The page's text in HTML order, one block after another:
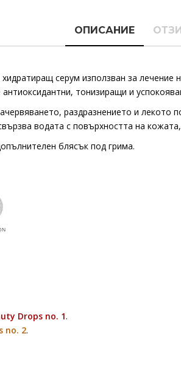
ОПИСАНИЕ
серум използван за лечение
тонизиращи и
раздразнението и лекото
водата с повърхността на
блясък под грима.
Drops no. 1.
no. 2.